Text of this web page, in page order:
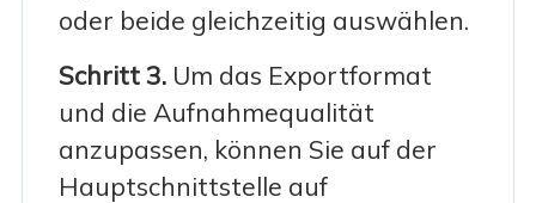
oder beide gleichzeitig auswählen.
Schritt 3.Um das Exportformat
und die Aufnahmequalität
anzupassen, können Sie auf der
Hauptschnittstelle auf